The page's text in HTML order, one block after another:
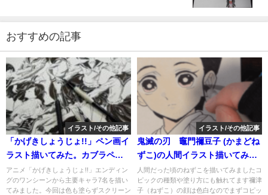
おすすめの記事
イラスト/その他記事
「かげきしょうじょ!!」ペン画イ
ラスト描いてみた。カブラペ
ン、丸ペン、「カケアミ」もど
きについて解説。
アニメ「かげきしょうじょ!!」エンディン
グのワンシーンから主要キャラ7名を描い
てみました。今回は色も塗らずスクリーン
イラスト/その他記事
鬼滅の刃 竈門禰豆子 (かまどね
ずこ)の人間イラスト描いてみま
した。使ったコピック（番号）
について解説。
人間だった頃のねずこを描いてみましたコ
ピックの種類や塗り方にも触れてます禰津
子（ねずこ）の顔は色白なのでまずコピッ